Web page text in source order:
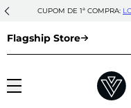
CUPOM DE 1ª COMPRA:
Flagship Store